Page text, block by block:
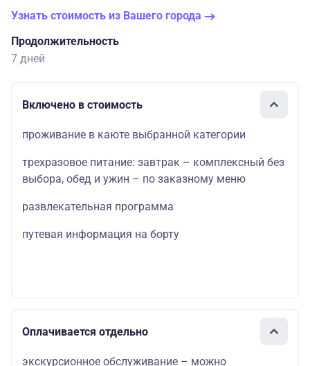
Узнать стоимость из Вашего города
Продолжительность
7 дней
Включено в стоимость
проживание в каюте выбранной категории
трехразовое питание: завтрак – комплексный без
выбора, обед и ужин – по заказному меню
развлекательная программа
путевая информация на борту
Оплачивается отдельно
экскурсионное обслуживание – можно